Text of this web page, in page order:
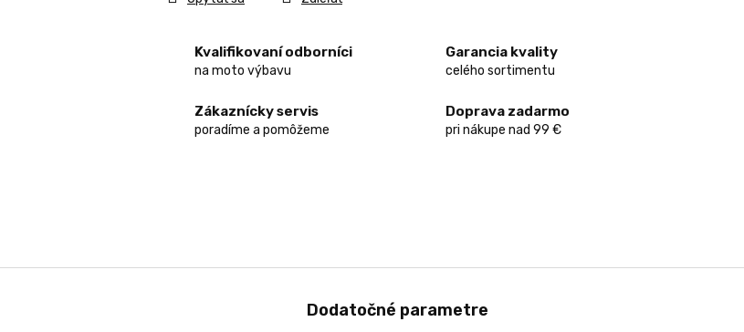
Kvalifikovaní odborníci
na moto výbavu
Garancia kvality
celého sortimentu
Zákaznícky servis
poradíme a pomôžeme
Doprava zadarmo
pri nákupe nad 99 €
Dodatočné parametre